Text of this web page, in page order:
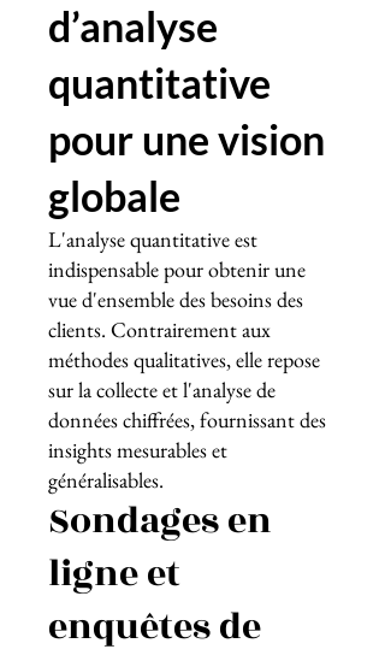
d’analyse
quantitative
pour une vision
globale
L'analyse quantitative est
indispensable pour obtenir une
vue d'ensemble des besoins des
clients. Contrairement aux
méthodes qualitatives, elle repose
sur la collecte et l'analyse de
données chiffrées, fournissant des
insights mesurables et
généralisables.
Sondages en
ligne et
enquêtes de